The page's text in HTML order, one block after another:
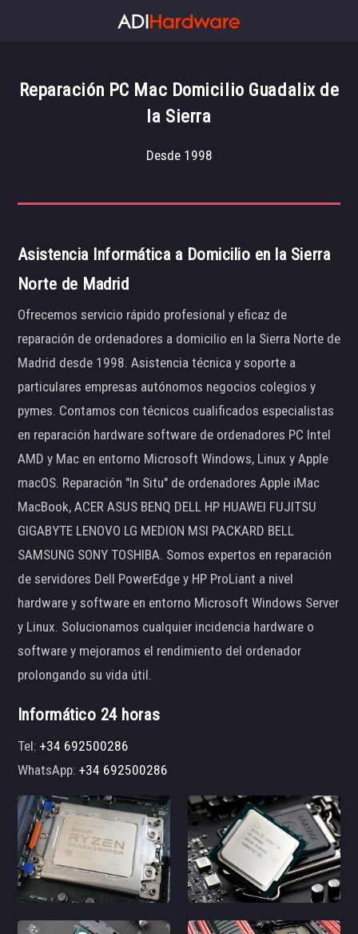
Reparación PC Mac Domicilio Guadalix de
la Sierra
Desde 1998
Asistencia Informática a Domicilio en la Sierra
Norte de Madrid
Ofrecemos servicio rápido profesional y eficaz de
reparación de ordenadores a domicilio en la Sierra Norte de
Madrid desde 1998. Asistencia técnica y soporte a
particulares empresas autónomos negocios colegios y
pymes. Contamos con técnicos cualificados especialistas
en reparación hardware software de ordenadores PC Intel
AMD y Mac en entorno Microsoft Windows, Linux y Apple
macOS. Reparación "In Situ" de ordenadores Apple iMac
MacBook, ACER ASUS BENQ DELL HP HUAWEI FUJITSU
GIGABYTE LENOVO LG MEDION MSI PACKARD BELL
SAMSUNG SONY TOSHIBA. Somos expertos en reparación
de servidores Dell PowerEdge y HP ProLiant a nivel
hardware y software en entorno Microsoft Windows Server
y Linux. Solucionamos cualquier incidencia hardware o
software y mejoramos el rendimiento del ordenador
prolongando su vida útil.
Informático 24 horas
Tel:+34 692500286
WhatsApp:+34 692500286